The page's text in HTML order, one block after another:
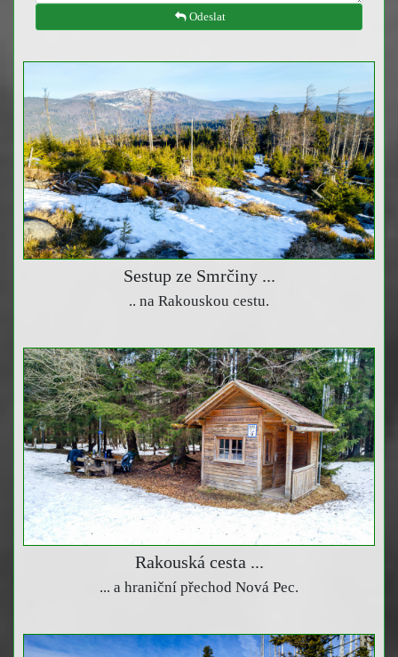
Odeslat
Sestup ze Smrčiny ...
.. na Rakouskou cestu.
Rakouská cesta ...
... a hraniční přechod Nová Pec.